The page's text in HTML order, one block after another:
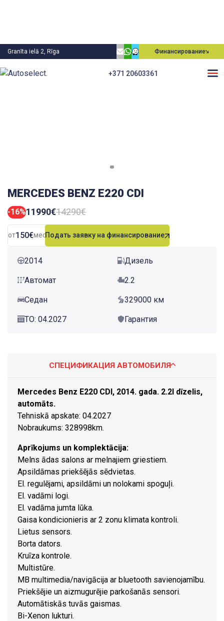
Granīta ielā 2, Rīga Финансирование
+371 20603361
MERCEDES BENZ E220 CDI
-16%11990€14290€
от150€мес.Подать заявку на финансирование
2014 Дизель
Автомат 2.2
Седан 329000 км
ТО: 04.2027 Гарантия
СПЕЦИФИКАЦИЯ АВТОМОБИЛЯ
Mercedes Benz E220 CDI, 2014. gada. 2.2l dīzelis,
automāts.
Tehniskā apskate: 04.2027
Nobraukums: 328998km.
Aprīkojums un komplektācija:
Melns ādas salons ar melnajiem griestiem.
Apsildāmas priekšējās sēdvietas.
El. regulējami, apsildāmi un nolokami spoguļi.
El. vadāmi logi.
El. vadāma jumta lūka.
Gaisa kondicionieris ar 2 zonu klimata kontroli.
Lietus sensors.
Borta dators.
Kruīza kontrole.
Multistūre.
MB multimedia/navigācija ar bluetooth savienojamību.
Priekšējie un aizmugurējie parkošanās sensori.
Automātiskās tuvās gaismas.
Bi-Xenon lukturi.